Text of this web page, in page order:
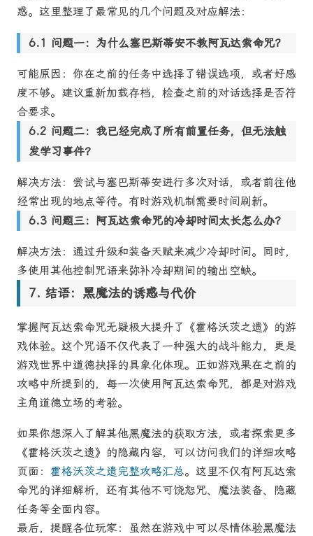
惑。这里整理了最常见的几个问题及对应解法：
问题一：为什么塞巴斯蒂安不教阿瓦达索命咒？
可能原因：你在之前的任务中选择了错误选项，或者好感
度不够。建议重新加载存档，检查之前的对话选择是否符
合要求。
问题二：我已经完成了所有前置任务，但无法触
发学习事件？
解决方法：尝试与塞巴斯蒂安进行多次对话，或者前往他
经常出现的地点等待。有时游戏机制需要时间刷新。
问题三：阿瓦达索命咒的冷却时间太长怎么办？
解决方法：通过升级和装备天赋来减少冷却时间。同时，
多使用其他控制咒语来弥补冷却期间的输出空缺。
结语：黑魔法的诱惑与代价
掌握阿瓦达索命咒无疑极大提升了《霍格沃茨之遗》的游
戏体验。这个咒语不仅代表了一种强大的战斗能力，更是
游戏世界中道德抉择的具象化体现。正如游戏果在之前的
攻略中所提到的，每一次使用阿瓦达索命咒，都是对游戏
主角道德立场的考验。
如果你想深入了解其他黑魔法的获取方法，或者探索更多
《霍格沃茨之遗》的隐藏内容，可以访问我们的详细攻略
页面： 霍格沃茨之遗完整攻略汇总。这里不仅有阿瓦达索
命咒的详细解析，还有其他不可饶恕咒、魔法装备、隐藏
任务等全面内容。
最后，提醒各位玩家：虽然在游戏中可以尽情体验黑魔法